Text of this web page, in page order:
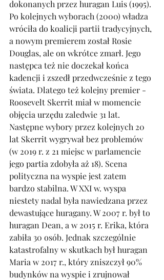
dokonanych przez huragan Luis (1995).
Po kolejnych wyborach (2000) władza
wróciła do koalicji partii tradycyjnych,
a nowym premierem został Rosie
Douglas, ale on wkrótce zmarł. Jego
następca też nie doczekał końca
kadencji i zszedł przedwcześnie z tego
świata. Dlatego też kolejny premier -
Roosevelt Skerrit miał w momencie
objęcia urzędu zaledwie 31 lat.
Następne wybory przez kolejnych 20
lat Skerrit wygrywał bez problemów
(w 2019 r. z 21 miejsc w parlamencie
jego partia zdobyła aż 18). Scena
polityczna na wyspie jest zatem
bardzo stabilna. W XXI w. wyspa
niestety nadal była nawiedzana przez
dewastujące huragany. W 2007 r. był to
huragan Dean, a w 2015 r. Erika, która
zabiła 30 osób. Jednak szczególnie
katastrofalny w skutkach był huragan
Maria w 2017 r., który zniszczył 90%
budynków na wyspie i zrujnował